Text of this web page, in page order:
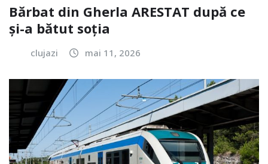
Bărbat din Gherla ARESTAT după ce
și-a bătut soția
clujazi mai 11, 2026